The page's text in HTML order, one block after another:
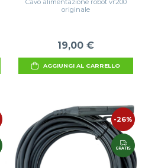
originale
19,00 €
AGGIUNGI AL CARRELLO
-26%
GRATIS